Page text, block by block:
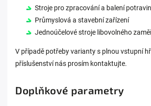
Stroje pro zpracování a balení potravin
Průmyslová a stavební zařízení
Jednoúčelové stroje libovolného
V případě potřeby varianty s plnou vstupní
příslušenství nás prosím kontaktujte.
Doplňkové parametry